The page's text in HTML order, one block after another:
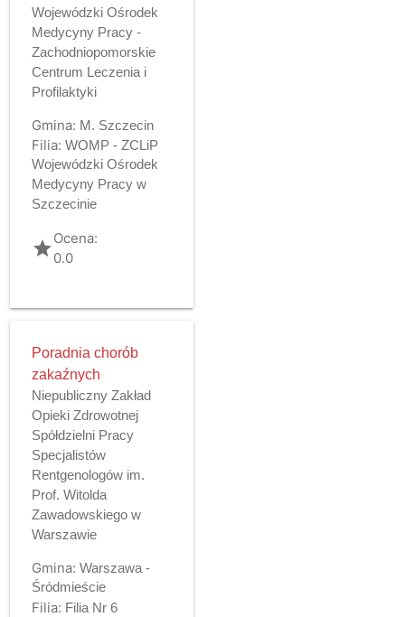
Wojewódzki Ośrodek
Medycyny Pracy -
Zachodniopomorskie
Centrum Leczenia i
Profilaktyki
Gmina: M. Szczecin
Filia: WOMP - ZCLiP
Wojewódzki Ośrodek
Medycyny Pracy w
Szczecinie
gradeOcena:
0.0
Poradnia chorób
zakaźnych
Niepubliczny Zakład
Opieki Zdrowotnej
Spółdzielni Pracy
Specjalistów
Rentgenologów im.
Prof. Witolda
Zawadowskiego w
Warszawie
Gmina: Warszawa -
Śródmieście
Filia: Filia Nr 6